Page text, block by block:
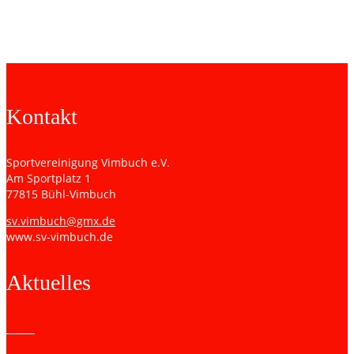
Kontakt
Sportvereinigung Vimbuch e.V.
Am Sportplatz 1
77815 Bühl-Vimbuch
sv.vimbuch@gmx.de
www.sv-vimbuch.de
Aktuelles